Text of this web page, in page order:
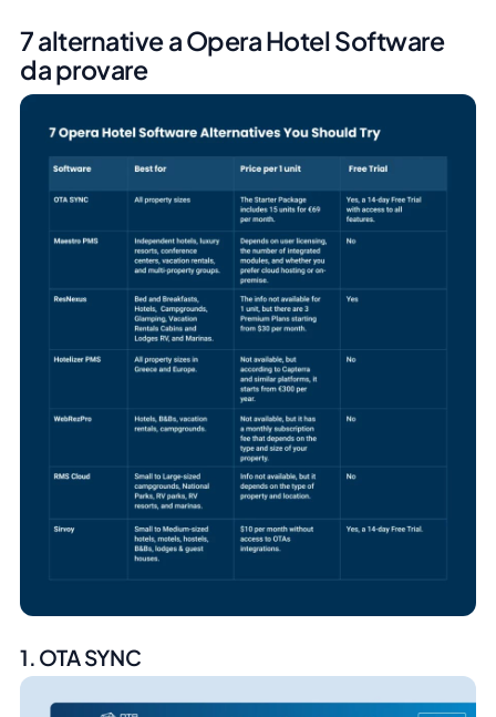
7 alternative a Opera Hotel Software
da provare
1. OTA SYNC